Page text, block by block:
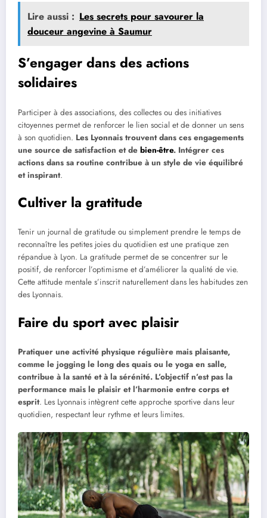
Lire aussi : Les secrets pour savourer la
douceur angevine à Saumur
S’engager dans des actions
solidaires
Participer à des associations, des collectes ou des initiatives
citoyennes permet de renforcer le lien social et de donner un sens
à son quotidien. Les Lyonnais trouvent dans ces engagements
une source de satisfaction et de bien-être. Intégrer ces
actions dans sa routine contribue à un style de vie équilibré
et inspirant.
Cultiver la gratitude
Tenir un journal de gratitude ou simplement prendre le temps de
reconnaître les petites joies du quotidien est une pratique zen
répandue à Lyon. La gratitude permet de se concentrer sur le
positif, de renforcer l’optimisme et d’améliorer la qualité de vie.
Cette attitude mentale s’inscrit naturellement dans les habitudes zen
des Lyonnais.
Faire du sport avec plaisir
Pratiquer une activité physique régulière mais plaisante,
comme le jogging le long des quais ou le yoga en salle,
contribue à la santé et à la sérénité. L’objectif n’est pas la
performance mais le plaisir et l’harmonie entre corps et
esprit. Les Lyonnais intègrent cette approche sportive dans leur
quotidien, respectant leur rythme et leurs limites.